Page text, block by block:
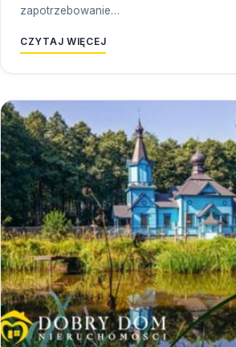
zapotrzebowanie…
CZYTAJ WIĘCEJ